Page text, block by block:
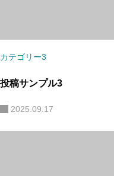
カテゴリー3
投稿サンプル3
2025.09.17